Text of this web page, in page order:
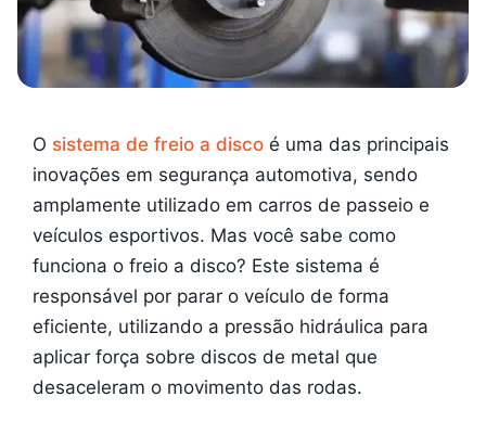
O sistema de freio a disco é uma das principais
inovações em segurança automotiva, sendo
amplamente utilizado em carros de passeio e
veículos esportivos. Mas você sabe como
funciona o freio a disco? Este sistema é
responsável por parar o veículo de forma
eficiente, utilizando a pressão hidráulica para
aplicar força sobre discos de metal que
desaceleram o movimento das rodas.